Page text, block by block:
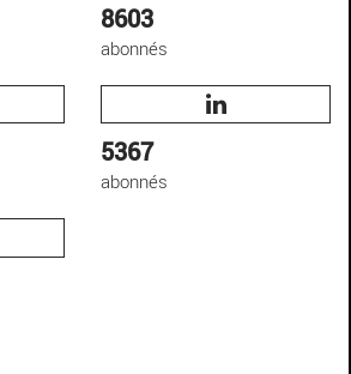
8603
abonnés
5367
abonnés